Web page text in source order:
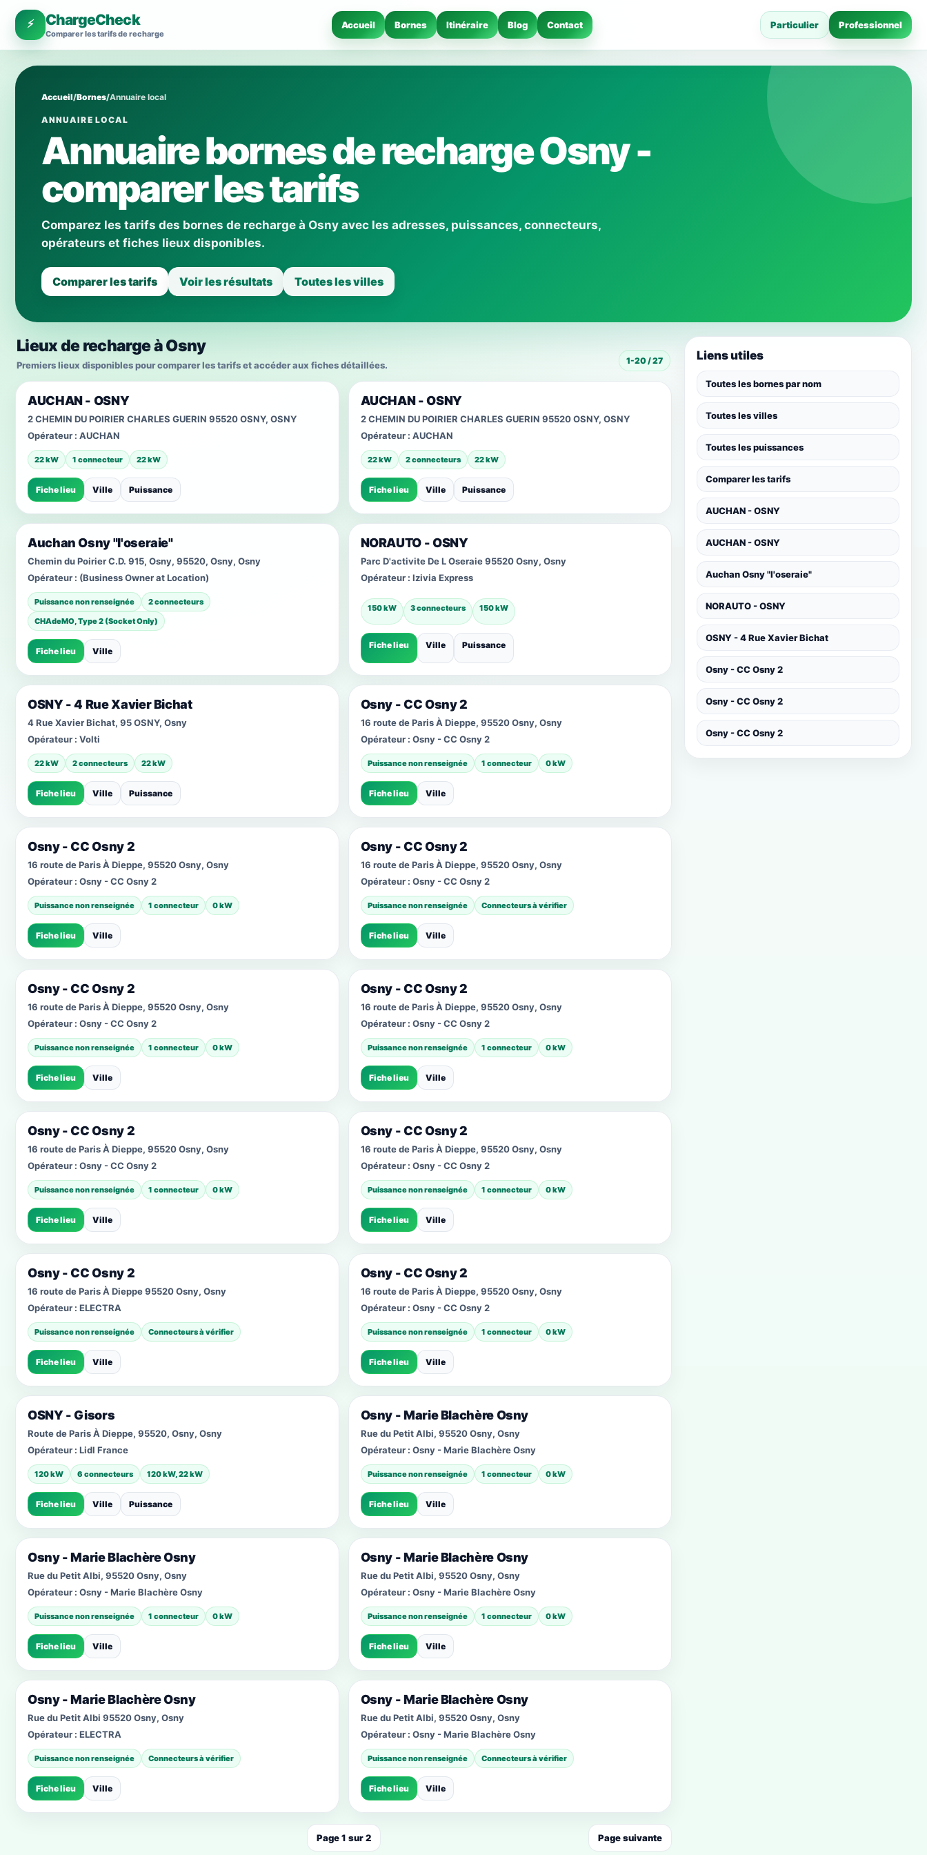
⚡ ChargeCheck
Comparer les tarifs de recharge
Accueil Bornes Itinéraire Blog Contact Particulier Professionnel
Accueil/Bornes/Annuaire local
ANNUAIRE LOCAL
Annuaire bornes de recharge Osny -
comparer les tarifs
Comparez les tarifs des bornes de recharge à Osny avec les adresses, puissances, connecteurs,
opérateurs et fiches lieux disponibles.
Comparer les tarifs Voir les résultats Toutes les villes
Lieux de recharge à Osny
Premiers lieux disponibles pour comparer les tarifs et accéder aux fiches détaillées. 1-20 / 27
AUCHAN - OSNY
2 CHEMIN DU POIRIER CHARLES GUERIN 95520 OSNY, OSNY
Opérateur : AUCHAN
22 kW 1 connecteur 22 kW
Fiche lieu Ville Puissance
AUCHAN - OSNY
2 CHEMIN DU POIRIER CHARLES GUERIN 95520 OSNY, OSNY
Opérateur : AUCHAN
22 kW 2 connecteurs 22 kW
Fiche lieu Ville Puissance
Auchan Osny "l'oseraie"
Chemin du Poirier C.D. 915, Osny, 95520, Osny, Osny
Opérateur : (Business Owner at Location)
Puissance non renseignée
2 connecteurs
CHAdeMO, Type 2 (Socket Only)
Fiche lieu Ville
NORAUTO - OSNY
Parc D'activite De L Oseraie 95520 Osny, Osny
Opérateur : Izivia Express
150 kW 3 connecteurs 150 kW
Fiche lieu Ville Puissance
OSNY - 4 Rue Xavier Bichat
4 Rue Xavier Bichat, 95 OSNY, Osny
Opérateur : Volti
22 kW 2 connecteurs 22 kW
Fiche lieu Ville Puissance
Osny - CC Osny 2
16 route de Paris À Dieppe, 95520 Osny, Osny
Opérateur : Osny - CC Osny 2
Puissance non renseignée 1 connecteur 0 kW
Fiche lieu Ville
Osny - CC Osny 2
16 route de Paris À Dieppe, 95520 Osny, Osny
Opérateur : Osny - CC Osny 2
Puissance non renseignée 1 connecteur 0 kW
Fiche lieu Ville
Osny - CC Osny 2
16 route de Paris À Dieppe, 95520 Osny, Osny
Opérateur : Osny - CC Osny 2
Puissance non renseignée Connecteurs à vérifier
Fiche lieu Ville
Osny - CC Osny 2
16 route de Paris À Dieppe, 95520 Osny, Osny
Opérateur : Osny - CC Osny 2
Puissance non renseignée 1 connecteur 0 kW
Fiche lieu Ville
Osny - CC Osny 2
16 route de Paris À Dieppe, 95520 Osny, Osny
Opérateur : Osny - CC Osny 2
Puissance non renseignée 1 connecteur 0 kW
Fiche lieu Ville
Osny - CC Osny 2
16 route de Paris À Dieppe, 95520 Osny, Osny
Opérateur : Osny - CC Osny 2
Puissance non renseignée 1 connecteur 0 kW
Fiche lieu Ville
Osny - CC Osny 2
16 route de Paris À Dieppe, 95520 Osny, Osny
Opérateur : Osny - CC Osny 2
Puissance non renseignée 1 connecteur 0 kW
Fiche lieu Ville
Osny - CC Osny 2
16 route de Paris À Dieppe 95520 Osny, Osny
Opérateur : ELECTRA
Puissance non renseignée Connecteurs à vérifier
Fiche lieu Ville
Osny - CC Osny 2
16 route de Paris À Dieppe, 95520 Osny, Osny
Opérateur : Osny - CC Osny 2
Puissance non renseignée 1 connecteur 0 kW
Fiche lieu Ville
OSNY - Gisors
Route de Paris À Dieppe, 95520, Osny, Osny
Opérateur : Lidl France
120 kW 6 connecteurs 120 kW, 22 kW
Fiche lieu Ville Puissance
Osny - Marie Blachère Osny
Rue du Petit Albi, 95520 Osny, Osny
Opérateur : Osny - Marie Blachère Osny
Puissance non renseignée 1 connecteur 0 kW
Fiche lieu Ville
Osny - Marie Blachère Osny
Rue du Petit Albi, 95520 Osny, Osny
Opérateur : Osny - Marie Blachère Osny
Puissance non renseignée 1 connecteur 0 kW
Fiche lieu Ville
Osny - Marie Blachère Osny
Rue du Petit Albi, 95520 Osny, Osny
Opérateur : Osny - Marie Blachère Osny
Puissance non renseignée 1 connecteur 0 kW
Fiche lieu Ville
Osny - Marie Blachère Osny
Rue du Petit Albi 95520 Osny, Osny
Opérateur : ELECTRA
Puissance non renseignée Connecteurs à vérifier
Fiche lieu Ville
Osny - Marie Blachère Osny
Rue du Petit Albi, 95520 Osny, Osny
Opérateur : Osny - Marie Blachère Osny
Puissance non renseignée Connecteurs à vérifier
Fiche lieu Ville
Page 1 sur 2 Page suivante
Liens utiles
Toutes les bornes par nom
Toutes les villes
Toutes les puissances
Comparer les tarifs
AUCHAN - OSNY
AUCHAN - OSNY
Auchan Osny "l'oseraie"
NORAUTO - OSNY
OSNY - 4 Rue Xavier Bichat
Osny - CC Osny 2
Osny - CC Osny 2
Osny - CC Osny 2